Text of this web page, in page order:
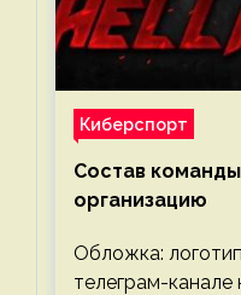
Киберспорт
Состав
организацию
Обложка:
телеграм-канале